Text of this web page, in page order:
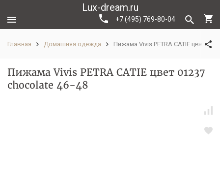
Lux-dream.ru
+7 (495) 769-80-04
Главная Домашняя одежда Пижама Vivis PETRA CATIE цвет
Пижама Vivis PETRA CATIE цвет 01237
chocolate 46-48